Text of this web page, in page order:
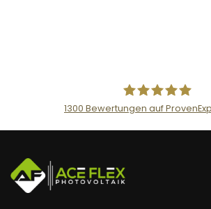
AceFlex GmbH
1300 Bewertungen auf